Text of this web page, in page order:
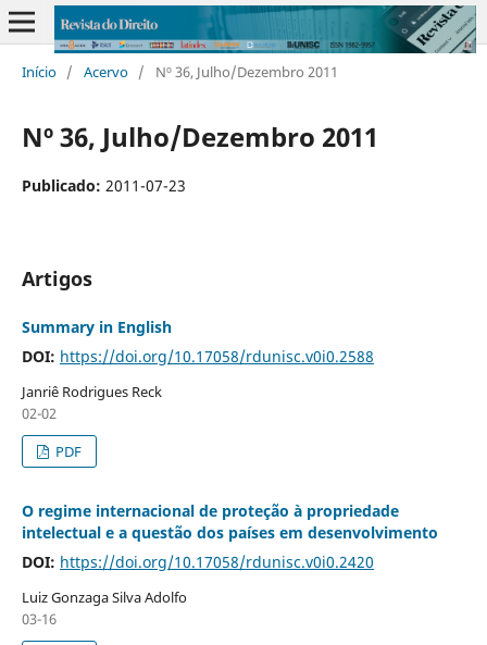
Início / Acervo / Nº 36, Julho/Dezembro 2011
Nº 36, Julho/Dezembro 2011
Publicado: 2011-07-23
Artigos
Summary in English
DOI: https://doi.org/10.17058/rdunisc.v0i0.2588
Janriê Rodrigues Reck
02-02
PDF
O regime internacional de proteção à propriedade
intelectual e a questão dos países em desenvolvimento
DOI: https://doi.org/10.17058/rdunisc.v0i0.2420
Luiz Gonzaga Silva Adolfo
03-16